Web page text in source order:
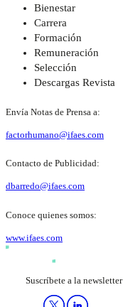
Bienestar
Carrera
Formación
Remuneración
Selección
Descargas Revista
Envía Notas de Prensa a:
factorhumano@ifaes.com
Contacto de Publicidad:
dbarredo@ifaes.com
Conoce quienes somos:
www.ifaes.com
Suscríbete a la newsletter